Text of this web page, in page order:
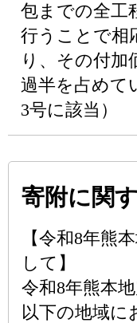
包までの全工
行うことで相
り、その付加
過半を占めて
3号に該当）
寄附に関
【令和8年熊
して】
令和8年熊本
以下の地域に